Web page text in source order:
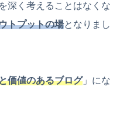
深く考えることはなくな
トプットの場となりまし
価値のあるブログ」にな